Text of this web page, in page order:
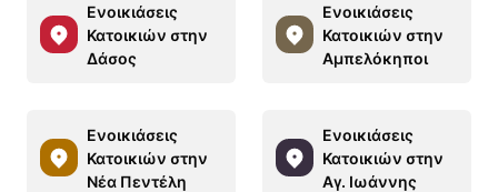
Ενοικιάσεις
Κατοικιών στην
Δάσος
Ενοικιάσεις
Κατοικιών στην
Αμπελόκηποι
Ενοικιάσεις
Κατοικιών στην
Νέα Πεντέλη
Ενοικιάσεις
Κατοικιών στην
Αγ. Ιωάννης